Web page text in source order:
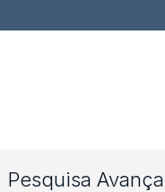
Pesquisa